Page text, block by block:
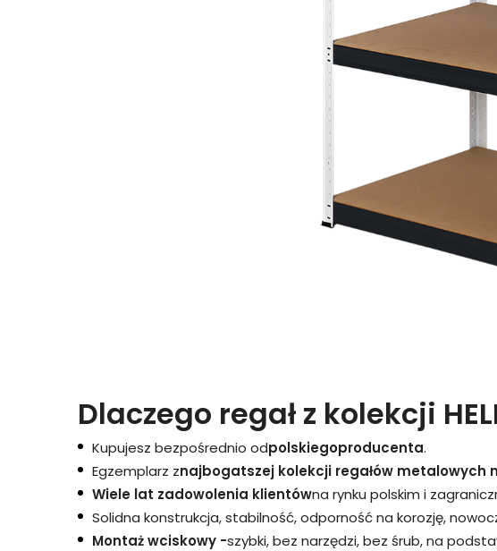
Dlaczego regał z kolekcji
Kupujesz bezpośrednio odpolskiegoproducenta.
Egzemplarz znajbogatszej kolekcji regałów metalowych
Wiele lat zadowolenia klientówna rynku polskim i
Solidna konstrukcja, stabilność, odporność na korozję,
Montaż wciskowy -szybki, bez narzędzi, bez śrub, na